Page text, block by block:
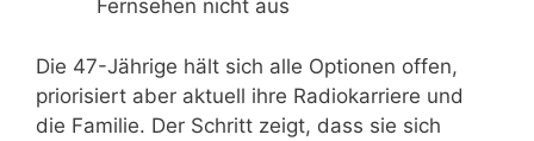
Fernsehen nicht aus
Die 47-Jährige hält sich alle Optionen offen,
priorisiert aber aktuell ihre Radiokarriere und
die Familie. Der Schritt zeigt, dass sie sich